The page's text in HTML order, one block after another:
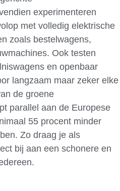
experimenteren
met volledig elektrische
zoals bestelwagens,
Ook testen
en openbaar
langzaam maar zeker elke
de groene
parallel aan de Europese
55 procent minder
Zo draag je als
bij aan een schonere en